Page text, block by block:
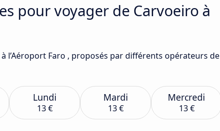
pour voyager de Carvoeiro à
l’Aéroport Faro , proposés par différents opérateurs de
Lundi
13 €
Mardi
13 €
Mercredi
13 €